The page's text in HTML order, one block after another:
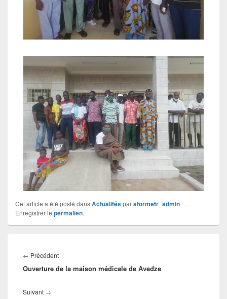
Cet article a été posté dansActualitésparaformetr_admin_
.
Enregistrer le permalien.
← Précédent
Ouverture de la maison médicale de Avedze
Suivant →